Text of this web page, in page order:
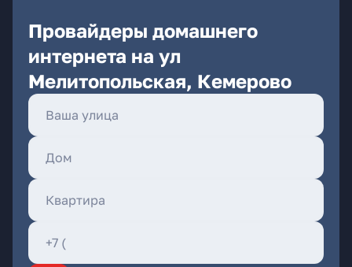
Провайдеры домашнего
интернета на ул
Мелитопольская, Кемерово